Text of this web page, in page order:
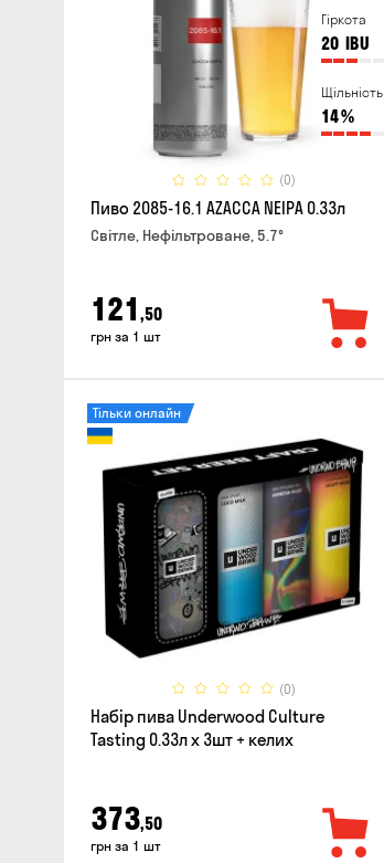
Гіркота
20 IBU
Щільність
14%
(0)
Пиво 2085-16.1 AZACCA NEIPA 0.33л
Світле, Нефільтроване, 5.7°
121 ,50
грн за 1 шт
(0)
Тільки онлайн
Набір пива Underwood Culture
Tasting 0.33л x 3шт + келих
373,50
грн за 1 шт